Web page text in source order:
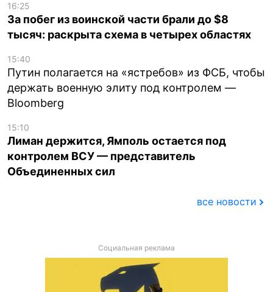
16:25
За побег из воинской части брали до $8
тысяч: раскрыта схема в четырех областях
15:40
Путин полагается на «ястребов» из ФСБ, чтобы
держать военную элиту под контролем —
Bloomberg
15:10
Лиман держится, Ямполь остается под
контролем ВСУ — представитель
Объединенных сил
все новости
Социальная реклама